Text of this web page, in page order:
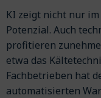
KI zeigt nicht nur
Potenzial. Auch
profitieren
etwa das
Fachbetrieben hat
automatisierten